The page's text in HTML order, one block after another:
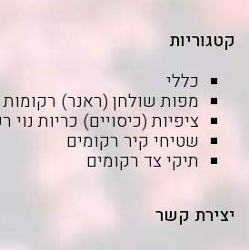
קטגוריות
כללי
מפות שולחן (ראנר) רקומות
ציפיות (כיסויים) כריות נוי
שטיחי קיר רקומים
תיקי צד רקומים
יצירת קשר